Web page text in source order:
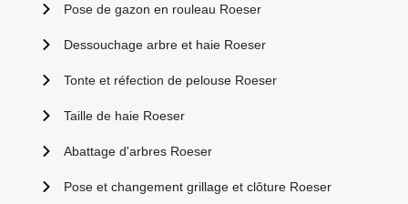
Pose de gazon en rouleau Roeser
Dessouchage arbre et haie Roeser
Tonte et réfection de pelouse Roeser
Taille de haie Roeser
Abattage d'arbres Roeser
Pose et changement grillage et clôture Roeser